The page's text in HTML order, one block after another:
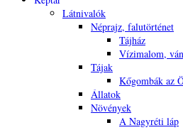
Látnivalók
Néprajz, falutörténet
Tájház
Vízimalom,
Tájak
Kőgombák az
Állatok
Növények
A Nagyréti láp